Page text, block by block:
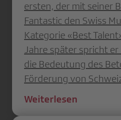
ersten, der mit seiner
Fantastic den Swiss
Kategorie «Best
Jahre später spricht er
die Bedeutung des
Förderung von
Weiterlesen